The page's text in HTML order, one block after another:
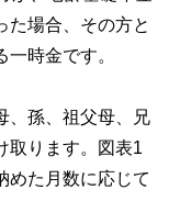
た場合、その方と
時金です。
、孫、祖父母、兄
取ります。図表1
めた月数に応じて